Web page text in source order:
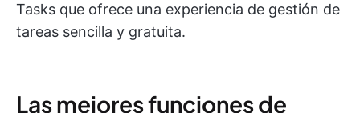
Tasks que ofrece una experiencia de gestión de
tareas sencilla y gratuita.
Las mejores funciones de